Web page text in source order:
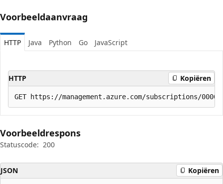
Voorbeeldaanvraag
HTTP Java Python Go JavaScript
HTTP Kopiëren
Voorbeeldrespons
Statuscode: 200
JSON Kopiëren